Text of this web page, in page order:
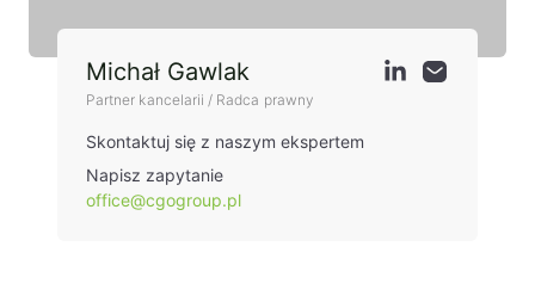
Michał Gawlak
Partner kancelarii / Radca prawny
Skontaktuj się z naszym ekspertem
Napisz zapytanie
office@cgogroup.pl